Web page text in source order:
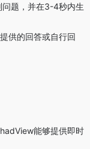
题，并在3-4秒内生
供的回答或自行回
能够提供即时